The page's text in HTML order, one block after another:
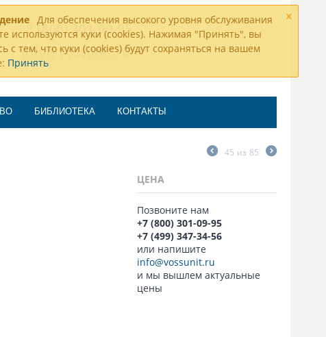
×
Для обеспечения высокого уровня обслуживания
используются куки (cookies). Нажимая "Принять", вы
с тем, что куки (cookies) будут сохраняться на вашем
Принять
8 (800) 301-09-95
info@vossunit.ru
БИБЛИОТЕКА КОНТАКТЫ
45 из 85
ЦЕНА
Позвоните нам
+7 (800) 301-09-95
+7 (499) 347-34-56
или напишите
info@vossunit.ru
и мы вышлем актуальные
цены